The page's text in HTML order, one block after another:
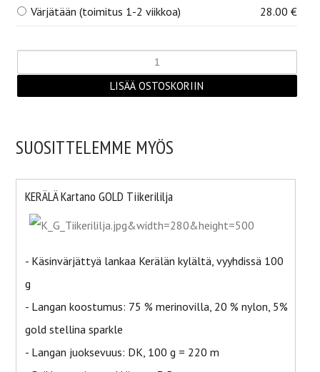
Värjätään (toimitus 1-2 viikkoa) 28.00 €
SUOSITTELEMME MYÖS
KERÄLÄ Kartano GOLD Tiikerililja
- Käsinvärjättyä lankaa Kerälän kylältä, vyyhdissä 100
g
- Langan koostumus: 75 % merinovilla, 20 % nylon, 5%
gold stellina sparkle
- Langan juoksevuus: DK, 100 g = 220 m